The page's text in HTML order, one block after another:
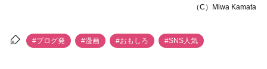
（C）Miwa Kamata
#ブログ発 #漫画 #おもしろ #SNS人気